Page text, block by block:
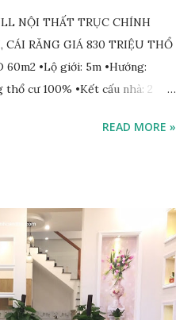
NỘI THẤT TRỤC CHÍNH
CÁI RĂNG GIÁ 830 TRIỆU THỔ
60m2 •Lộ giới: 5m •Hướng:
cư 100% •Kết cấu nhà: 2
, 3 WC , sân đậu xe hơi, thiết
hàng, Trung tâm bảo hiểm xã
nước đầy đủ. •Gần chợ Cái
trung tâm hành chính quận
tâm thành phố Cần Thơ: 5 km.
ở, mở tiệm Nail,... Giá 830 Triệu
READ MORE »